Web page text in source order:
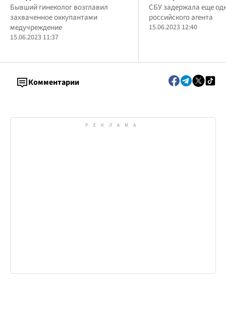
предатель: стал
"главврачом" при
оккупантах
Бывший гинеколог возглавил
захваченное оккупантами
медучреждение
15.06.2023 11:37
задержала
агента
СБУ задержала еще
российского агента
15.06.2023 12:40
Комментарии